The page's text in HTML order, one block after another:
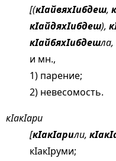
[(кIайвяхIибдеш,
кIайдяхIибдеш),
кIайбяхIибдешла,
и мн.,
1) парение;
2) невесомость.
кIакIари
[кIакIарили,
кIакIруми;